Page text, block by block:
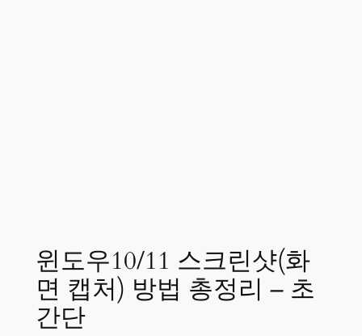
윈도우10/11 스크린샷(화
면 캡처) 방법 총정리 – 초
간단